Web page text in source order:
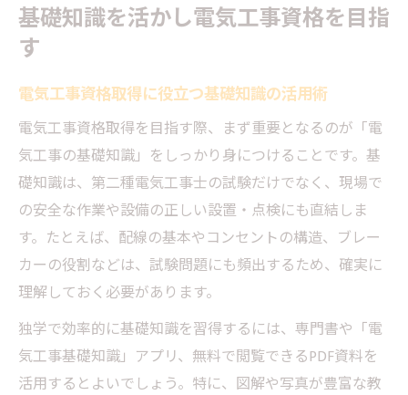
基礎知識を活かし電気工事資格を目指
す
電気工事資格取得に役立つ基礎知識の活用術
電気工事資格取得を目指す際、まず重要となるのが「電
気工事の基礎知識」をしっかり身につけることです。基
礎知識は、第二種電気工事士の試験だけでなく、現場で
の安全な作業や設備の正しい設置・点検にも直結しま
す。たとえば、配線の基本やコンセントの構造、ブレー
カーの役割などは、試験問題にも頻出するため、確実に
理解しておく必要があります。
独学で効率的に基礎知識を習得するには、専門書や「電
気工事基礎知識」アプリ、無料で閲覧できるPDF資料を
活用するとよいでしょう。特に、図解や写真が豊富な教